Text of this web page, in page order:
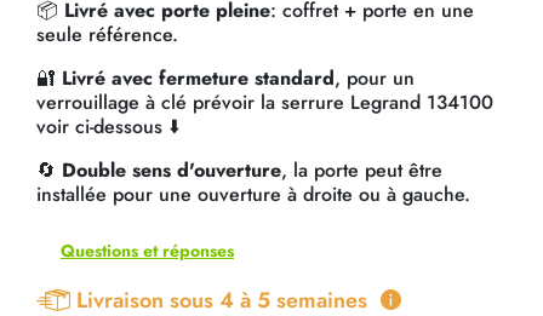
📦 Livré avec porte pleine: coffret + porte en une
seule référence.
🔐 Livré avec fermeture standard, pour un
verrouillage à clé prévoir la serrure Legrand 134100
voir ci-dessous ⬇️
🔄 Double sens d'ouverture, la porte peut être
installée pour une ouverture à droite ou à gauche.
Questions et réponses
Livraison sous 4 à 5 semaines